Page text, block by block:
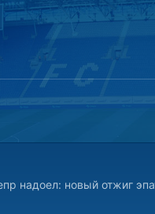
надоел: новый отжиг